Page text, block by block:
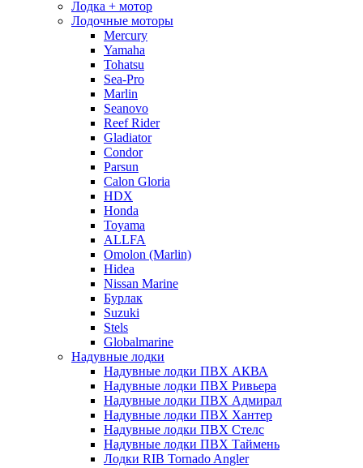
Лодка + мотор
Лодочные моторы
Mercury
Yamaha
Tohatsu
Sea-Pro
Marlin
Seanovo
Reef Rider
Gladiator
Condor
Parsun
Calon Gloria
HDX
Honda
Toyama
ALLFA
Omolon (Marlin)
Hidea
Nissan Marine
Бурлак
Suzuki
Stels
Globalmarine
Надувные лодки
Надувные лодки ПВХ АКВА
Надувные лодки ПВХ Ривьера
Надувные лодки ПВХ Адмирал
Надувные лодки ПВХ Хантер
Надувные лодки ПВХ Стелс
Надувные лодки ПВХ Таймень
Лодки RIB Tornado Angler